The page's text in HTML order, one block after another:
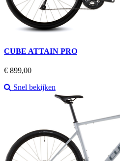
CUBE ATTAIN PRO
Prijs
€ 899,00
Snel bekijken